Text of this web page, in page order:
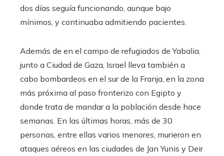
dos días seguía funcionando, aunque bajo
mínimos, y continuaba admitiendo pacientes.
Además de en el campo de refugiados de Yabalia,
junto a Ciudad de Gaza, Israel lleva también a
cabo bombardeos en el sur de la Franja, en la zona
más próxima al paso fronterizo con Egipto y
donde trata de mandar a la población desde hace
semanas. En las últimas horas, más de 30
personas, entre ellas varios menores, murieron en
ataques aéreos en las ciudades de Jan Yunis y Deir